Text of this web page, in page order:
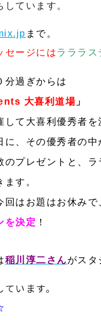
しています。
まで。
セージにはラララス
分過ぎからは
大喜利道場 」
して 大喜利優秀者を
に、その優秀者の
のプレゼントと、
す。
回はお題 はお休みで
を決定 ！
稲川淳二さんがスタ
います。